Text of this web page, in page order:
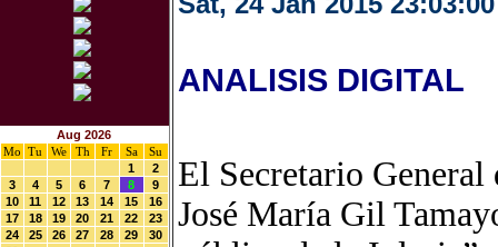
Aug 2026
Mo
Tu We Th Fr Sa
Su
1
2
3
4 5 6 7 8
9
10
11 12 13 14 15
16
17
18 19 20 21 22
23
24
25 26 27 28 29
30
ANALISIS DIGITAL
El Secretario
José María Gil